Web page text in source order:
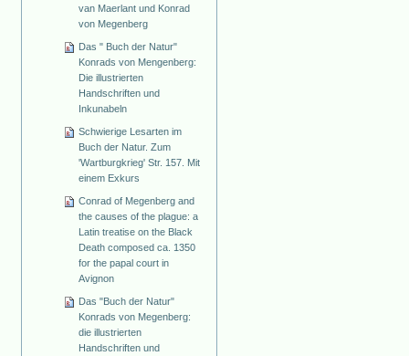
van Maerlant und Konrad
von Megenberg
Das " Buch der Natur"
Konrads von Mengenberg:
Die illustrierten
Handschriften und
Inkunabeln
Schwierige Lesarten im
Buch der Natur. Zum
'Wartburgkrieg' Str. 157. Mit
einem Exkurs
Conrad of Megenberg and
the causes of the plague: a
Latin treatise on the Black
Death composed ca. 1350
for the papal court in
Avignon
Das "Buch der Natur"
Konrads von Megenberg:
die illustrierten
Handschriften und